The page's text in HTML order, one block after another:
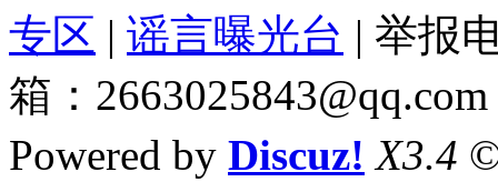
专区 | 谣言曝光台 | 举报
箱：2663025843@qq.com
Powered by Discuz! X3.4